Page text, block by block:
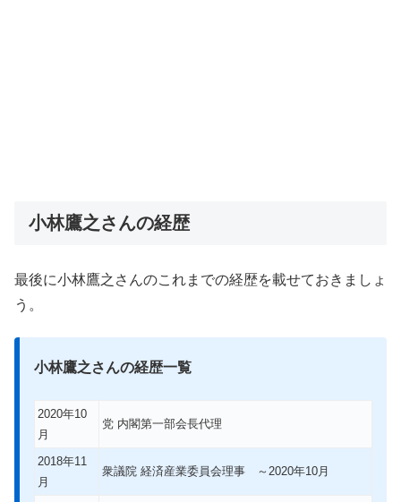
小林鷹之さんの経歴
最後に小林鷹之さんのこれまでの経歴を載せておきましょ
う。
小林鷹之さんの経歴一覧
2020年10
月
党 内閣第一部会長代理
2018年11
月
衆議院 経済産業委員会理事 ～2020年10月